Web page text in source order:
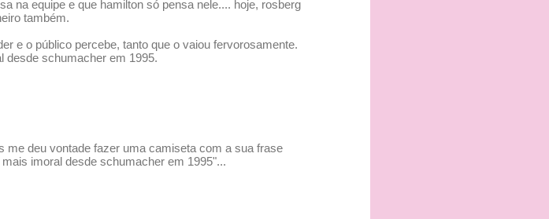
na equipe e que hamilton só pensa nele.... hoje, rosberg
também.
e o público percebe, tanto que o vaiou fervorosamente.
desde schumacher em 1995.
me deu vontade fazer uma camiseta com a sua frase
imoral desde schumacher em 1995"...